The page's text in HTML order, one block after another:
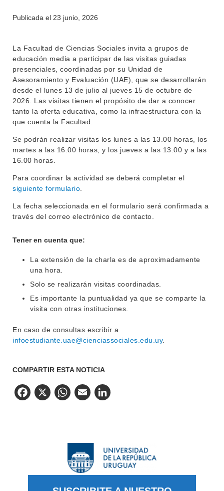
ENSEÑANZA
INVESTIGACIÓN
EXTENSIÓN
SERVICIOS
LLAMADOS
NOTICIAS
OFERTA DE GRADO
POSGRADOS
EDUCACIÓN PERMANENTE
MOVILIDAD ACADÉMICA
BIBLIOTECA
Publicada el 23 junio, 2026
La Facultad de Ciencias Sociales invita a grupos de
educación media a participar de las visitas guiadas
presenciales, coordinadas por su Unidad de
Asesoramiento y Evaluación (UAE), que se desarrollarán
desde el lunes 13 de julio al jueves 15 de octubre de
2026. Las visitas tienen el propósito de dar a conocer
tanto la oferta educativa, como la infraestructura con la
que cuenta la Facultad.
Se podrán realizar visitas los lunes a las 13.00 horas, los
martes a las 16.00 horas, y los jueves a las 13.00 y a las
16.00 horas.
Para coordinar la actividad se deberá completar el
siguiente formulario
La fecha seleccionada en el formulario será confirmada a
través del correo electrónico de contacto.
Tener en cuenta que:
La extensión de la charla es de aproximadamente
una hora.
Solo se realizarán visitas coordinadas.
Es importante la puntualidad ya que se comparte la
visita con otras instituciones.
En caso de consultas escribir a
infoestudiante.uae@cienciassociales.edu.uy.
COMPARTIR ESTA NOTICIA
Facebook
X WhatsApp
Email